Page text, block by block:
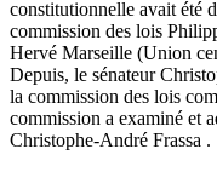
constitutionnelle avait été
commission des lois
Hervé Marseille (Union
Depuis, le sénateur
la commission des lois
commission a examiné et
Christophe-André Frassa .